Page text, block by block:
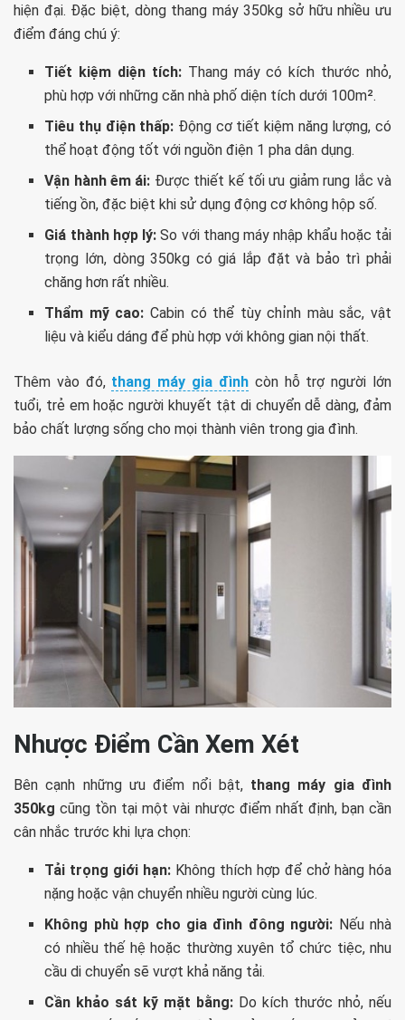
hiện đại. Đặc biệt, dòng thang máy 350kg sở hữu nhiều ưu
điểm đáng chú ý:
Tiết kiệm diện tích:Thang máy có kích thước nhỏ,
phù hợp với những căn nhà phố diện tích dưới 100m².
Tiêu thụ điện thấp: Động cơ tiết kiệm năng lượng, có
thể hoạt động tốt với nguồn điện 1 pha dân dụng.
Vận hành êm ái: Được thiết kế tối ưu giảm rung lắc và
tiếng ồn, đặc biệt khi sử dụng động cơ không hộp số.
Giá thành hợp lý: So với thang máy nhập khẩu hoặc tải
trọng lớn, dòng 350kg có giá lắp đặt và bảo trì phải
chăng hơn rất nhiều.
Thẩm mỹ cao: Cabin có thể tùy chỉnh màu sắc, vật
liệu và kiểu dáng để phù hợp với không gian nội thất.
Thêm vào đó, thang máy gia đìnhcòn hỗ trợ người lớn
tuổi, trẻ em hoặc người khuyết tật di chuyển dễ dàng, đảm
bảo chất lượng sống cho mọi thành viên trong gia đình.
Nhược Điểm Cần Xem Xét
Bên cạnh những ưu điểm nổi bật, thang máy gia đình
350kg cũng tồn tại một vài nhược điểm nhất định, bạn cần
cân nhắc trước khi lựa chọn:
Tải trọng giới hạn: Không thích hợp để chở hàng hóa
nặng hoặc vận chuyển nhiều người cùng lúc.
Không phù hợp cho gia đình đông người: Nếu nhà
có nhiều thế hệ hoặc thường xuyên tổ chức tiệc, nhu
cầu di chuyển sẽ vượt khả năng tải.
Cần khảo sát kỹ mặt bằng: Do kích thước nhỏ, nếu